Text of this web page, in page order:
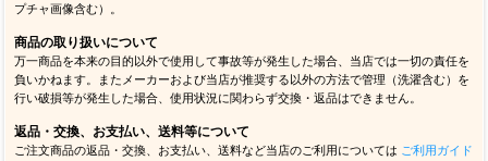
プチャ画像含む）。
商品の取り扱いについて
万一商品を本来の目的以外で使用して事故等が発生した場合、当店では一切の責任を
負いかねます。またメーカーおよび当店が推奨する以外の方法で管理（洗濯含む）を
行い破損等が発生した場合、使用状況に関わらず交換・返品はできません。
返品・交換、お支払い、送料等について
ご注文商品の返品・交換、お支払い、送料など当店のご利用については ご利用ガイド